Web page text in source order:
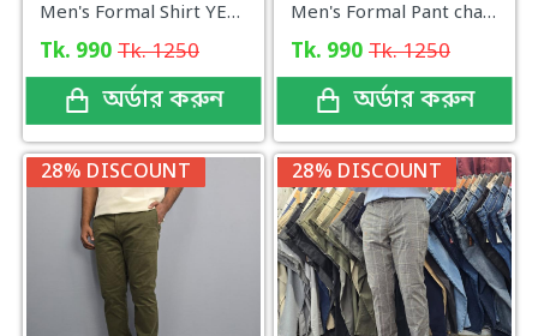
Men's Formal Shirt YELLOW Check
Tk. 990 Tk. 1250
অর্ডার করুন
Men's Formal Pant charcoal New Arrival
Tk. 990 Tk. 1250
অর্ডার করুন
28% DISCOUNT 28% DISCOUNT